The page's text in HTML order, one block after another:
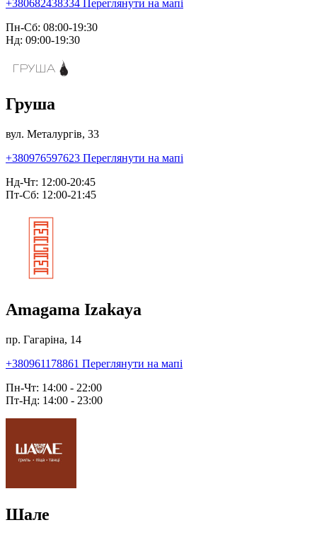
+380682438334 Переглянути на мапі
Пн-Сб: 08:00-19:30
Нд: 09:00-19:30
Груша
вул. Металургів, 33
+380976597623 Переглянути на мапі
Нд-Чт: 12:00-20:45
Пт-Сб: 12:00-21:45
Amagama Izakaya
пр. Гагаріна, 14
+380961178861 Переглянути на мапі
Пн-Чт: 14:00 - 22:00
Пт-Нд: 14:00 - 23:00
Шале